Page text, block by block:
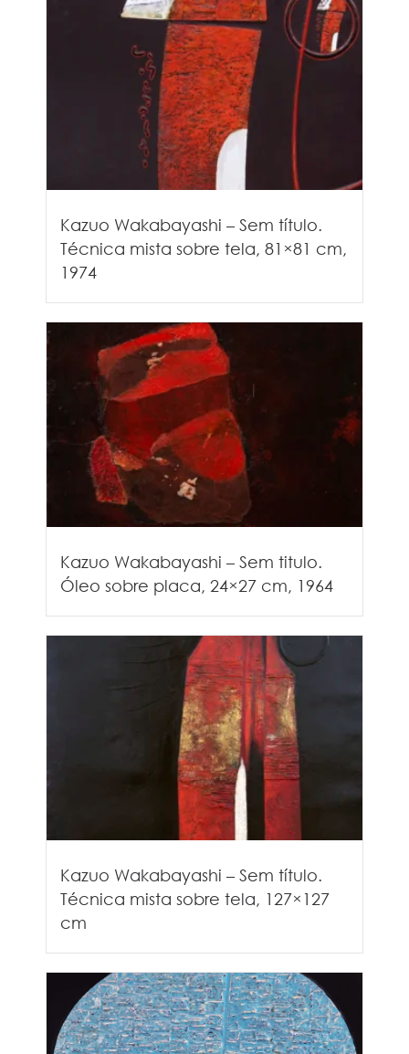
Kazuo Wakabayashi – Sem título.
Técnica mista sobre tela, 81×81 cm,
1974
Kazuo Wakabayashi – Sem titulo.
Óleo sobre placa, 24×27 cm, 1964
Kazuo Wakabayashi – Sem título.
Técnica mista sobre tela, 127×127
cm